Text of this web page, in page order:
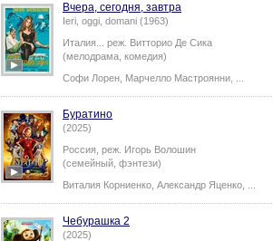
Вчера, сегодня, завтра
Ieri, oggi, domani (1963)
Италия... реж. Витторио Де Сика
(мелодрама, комедия)
Софи Лорен Марчелло Мастроянни
Буратино
(2025)
Россия, реж. Игорь Волошин
(семейный, фэнтези)
Виталия Корниенко Александр Яценко
Чебурашка 2
(2025)